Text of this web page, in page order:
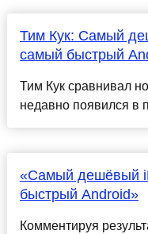
Тим Кук: Самый
самый быстрый
Тим Кук сравнивал
недавно появился в
«Самый дешёвый
быстрый Android»
Комментируя